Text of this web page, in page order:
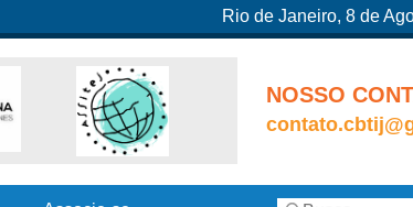
Rio de Janeiro, 8 de
NOSSO